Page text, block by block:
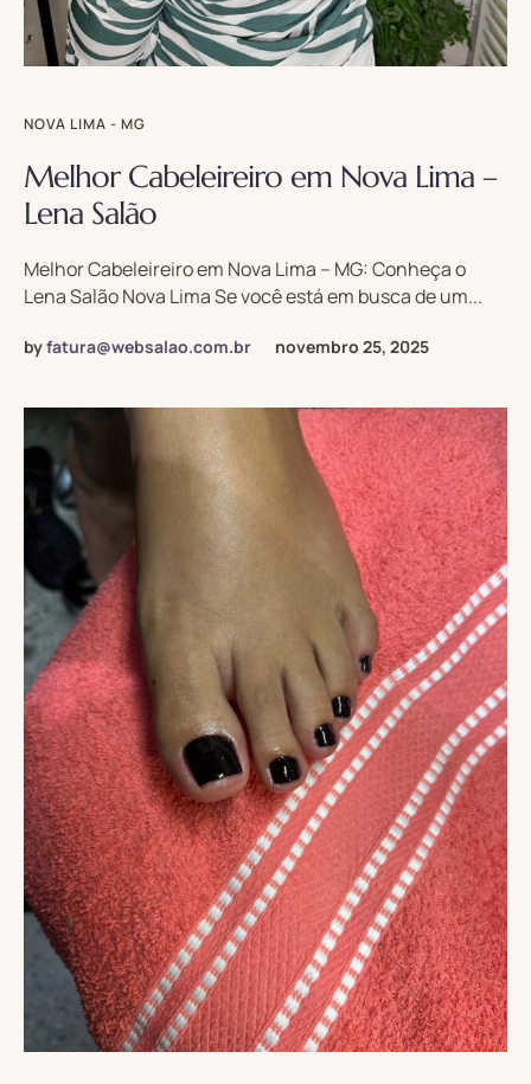
NOVA LIMA - MG
Melhor Cabeleireiro em Nova Lima –
Lena Salão
Melhor Cabeleireiro em Nova Lima – MG: Conheça o
Lena Salão Nova Lima Se você está em busca de um...
byfatura@websalao.com.br novembro 25, 2025